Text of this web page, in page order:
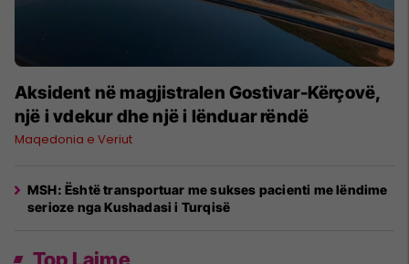
Aksident në magjistralen Gostivar-Kërçovë,
një i vdekur dhe një i lënduar rëndë
Maqedonia e Veriut
MSH: Është transportuar me sukses pacienti me lëndime
serioze nga Kushadasi i Turqisë
Top Lajme